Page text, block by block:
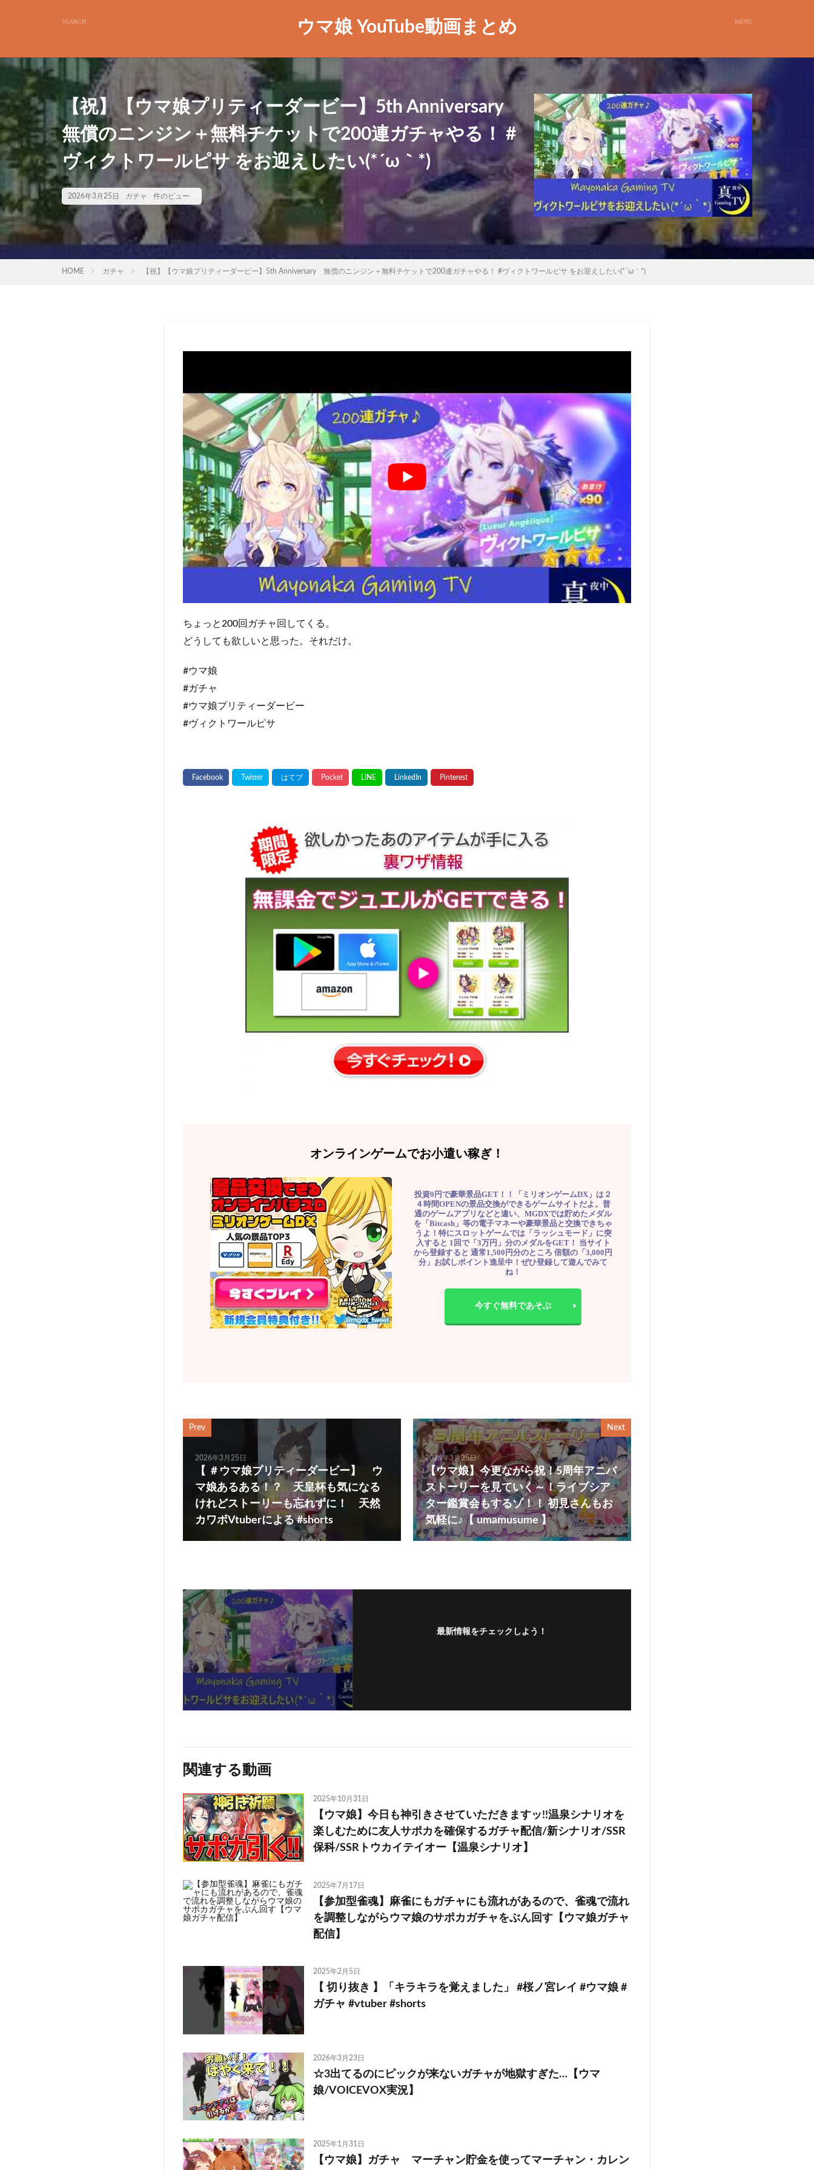
ウマ娘 YouTube動画まとめ
【祝】【ウマ娘プリティーダービー】5th Anniversary
無償のニンジン＋無料チケットで200連ガチャやる！ #
ヴィクトワールピサ をお迎えしたい(*´ω｀*)
2026年3月25日 ガチャ 件のビュー
HOME ガチャ 【祝】【ウマ娘プリティーダービー】5th Anniversary 無償のニンジン＋無料チケットで200連ガチャやる！ #ヴィクトワールピサ をお迎えしたい(*´ω｀*)
ちょっと200回ガチャ回してくる。
どうしても欲しいと思った。それだけ。
#ウマ娘
#ガチャ
#ウマ娘プリティーダービー
#ヴィクトワールピサ
オンラインゲームでお小遣い稼ぎ！
投資0円で豪華景品GET！！「ミリオンゲームDX」は２
４時間OPENの景品交換ができるゲームサイトだよ。普
通のゲームアプリなどと違い、MGDXでは貯めたメダル
を「Bitcash」等の電子マネーや豪華景品と交換できちゃ
うよ！特にスロットゲームでは「ラッシュモード」に突
入すると 1回で「3万円」分のメダルをGET！ 当サイト
から登録すると 通常1,500円分のところ 倍額の「3,000円
分」お試しポイント進呈中！ぜひ登録して遊んでみて
ね！
今すぐ無料であそぶ
Prev
2026年3月25日
【 ＃ウマ娘プリティーダービー】 ウ
マ娘あるある！？ 天皇杯も気になる
けれどストーリーも忘れずに！ 天然
カワボVtuberによる #shorts
Next
2026年3月25日
【ウマ娘】今更ながら祝！5周年アニバ
ストーリーを見ていく～！ライブシア
ター鑑賞会もするゾ！！ 初見さんもお
気軽に♪【 umamusume 】
最新情報をチェックしよう！
関連する動画
2025年10月31日
【ウマ娘】今日も神引きさせていただきますッ!!温泉シナリオを
楽しむために友人サポカを確保するガチャ配信/新シナリオ/SSR
保科/SSRトウカイテイオー【温泉シナリオ】
2025年7月17日
【参加型雀魂】麻雀にもガチャにも流れがあるので、雀魂で流れ
を調整しながらウマ娘のサポカガチャをぶん回す【ウマ娘ガチャ
配信】
2025年2月5日
【 切り抜き 】「キラキラを覚えました」 #桜ノ宮レイ #ウマ娘 #
ガチャ #vtuber #shorts
2026年3月23日
☆3出てるのにピックが来ないガチャが地獄すぎた…【ウマ
娘/VOICEVOX実況】
2025年1月31日
【ウマ娘】ガチャ マーチャン貯金を使ってマーチャン・カレン